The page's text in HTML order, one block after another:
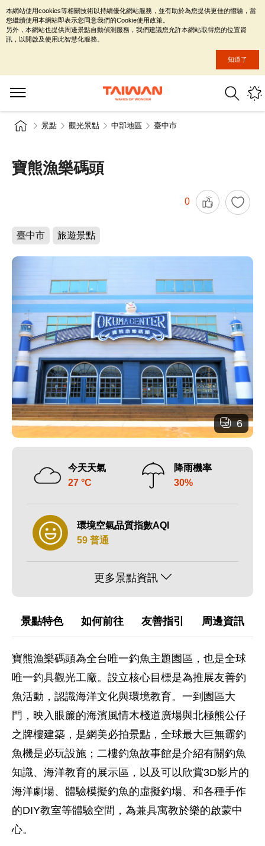
景點 觀光景點 中部地區 臺中市
寶熊漁樂碼頭
0
臺中市 旅遊景點
6
今天天氣
27 °C
降雨機率
30%
環境空氣品質指數AQI
59 普通
更多景點資訊
景點特色 如何前往 友善指引 周邊資訊
寶熊漁樂碼頭為全台唯一釣魚主題園區，也是全球
唯一釣具觀光工廠。設立核心目標是為推展友善釣
魚活動，認識海洋文化與環境教育。一到園區大
門，映入眼簾的海濱風情木棧道廣場與北極熊公仔
之牌樓建築，是網美必拍景點，全球最大巨無霸釣
魚機是必玩設施；二樓釣魚故事館是介紹有關釣魚
知識、海洋教育的展示區，以及可以欣賞3D影片的
海洋劇場、體驗模擬釣魚的虛擬釣場、和各種手作
的DIY教室等體驗空間，為兼具寓教於樂的啟蒙中
心。
本網站使用cookies等相關技術以持續優化網站服務，並有助於為您提供更佳的體驗，當
您繼續使用本網站即表示您同意我們的Cookie使用政策。
另外，本網站也提供周邊景點自動偵測服務，我們建議您允許本網站取得您的位置資
訊，以開啟及使用此智慧化服務。
知道了